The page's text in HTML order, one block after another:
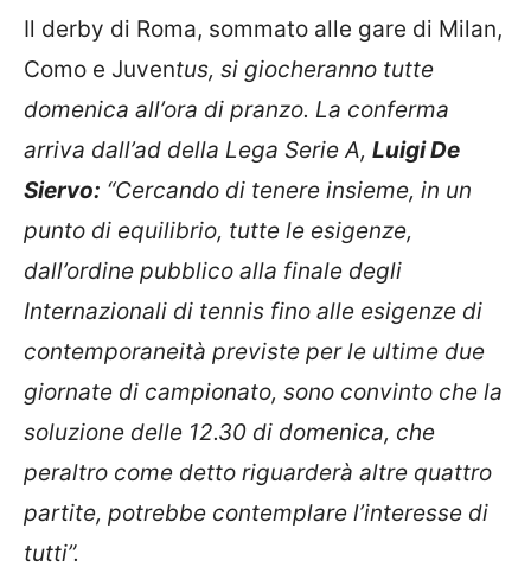
Il derby di Roma, sommato alle gare di Milan,
Como e Juventus, si giocheranno tutte
domenica all’ora di pranzo. La conferma
arriva dall’ad della Lega Serie A, Luigi De
Siervo: “Cercando di tenere insieme, in un
punto di equilibrio, tutte le esigenze,
dall’ordine pubblico alla finale degli
Internazionali di tennis fino alle esigenze di
contemporaneità previste per le ultime due
giornate di campionato, sono convinto che la
soluzione delle 12.30 di domenica, che
peraltro come detto riguarderà altre quattro
partite, potrebbe contemplare l’interesse di
tutti”.